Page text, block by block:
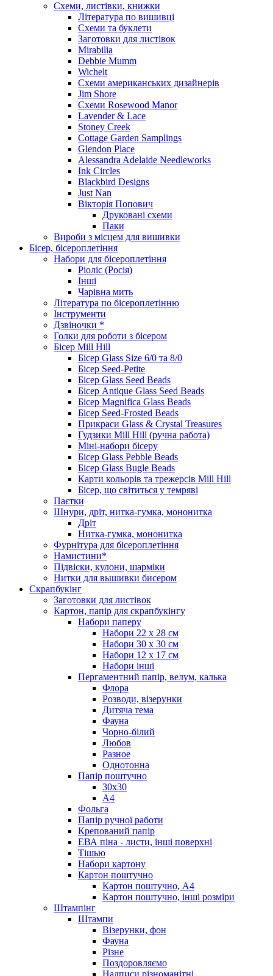
Схеми, листівки, книжки
Література по вишивці
Схеми та буклети
Заготовки для листівок
Mirabilia
Debbie Mumm
Wichelt
Схеми американських дизайнерів
Jim Shore
Cхеми Rosewood Manor
Lavender & Lace
Stoney Creek
Cottage Garden Samplings
Glendon Place
Alessandra Adelaide Needleworks
Ink Circles
Blackbird Designs
Just Nan
Вікторія Попович
Друковані схеми
Паки
Вироби з місцем для вишивки
Бісер, бісероплетіння
Набори для бісероплетіння
Ріоліс (Росія)
Інші
Чарівна мить
Література по бісероплетінню
Інструменти
Дзвіночки *
Голки для роботи з бісером
Бісер Mill Hill
Бісер Glass Size 6/0 та 8/0
Бісер Seed-Petite
Бісер Glass Seed Beads
Бісер Antique Glass Seed Beads
Бісер Magnifica Glass Beads
Бісер Seed-Frosted Beads
Прикраси Glass & Crystal Treasures
Гудзики Mill Hill (ручна работа)
Міні-набори бісеру
Бісер Glass Pebble Beads
Бісер Glass Bugle Beads
Карти кольорів та трежерсів Mill Hill
Бісер, що світиться у темряві
Паєтки
Шнури, дріт, нитка-гумка, мононитка
Дріт
Нитка-гумка, мононитка
Фурнітура для бісероплетіння
Намистини*
Підвіски, кулони, шарміки
Нитки для вышивки бисером
Скрапбукінг
Заготовки для листівок
Картон, папір для скрапбукінгу
Набори паперу
Набори 22 х 28 см
Набори 30 х 30 см
Набори 12 х 17 см
Набори інші
Пергаментний папір, велум, калька
Флора
Розводи, візерунки
Дитяча тема
Фауна
Чорно-білий
Любов
Разное
Однотонна
Папір поштучно
30х30
А4
Фольга
Папір ручної работи
Крепований папір
ЕВА піна - листи, інші поверхні
Тішью
Набори картону
Картон поштучно
Картон поштучно, А4
Картон поштучно, інші розміри
Штампінг
Штампи
Візерунки, фон
Фауна
Різне
Поздоровляємо
Надписи різноманітні